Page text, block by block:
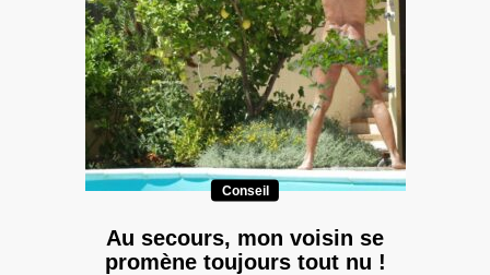
Conseil
Au secours, mon voisin se
promène toujours tout nu !